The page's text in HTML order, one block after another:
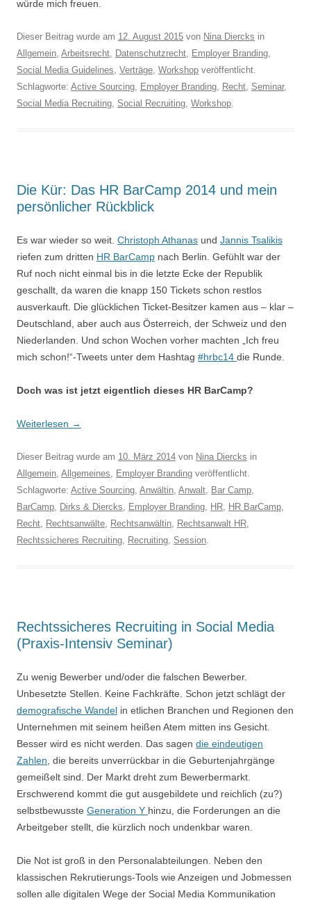
würde mich freuen.
Dieser Beitrag wurde am 12. August 2015 von Nina Diercks in
Allgemein Arbeitsrecht Datenschutzrecht Employer Branding
Social Media Guidelines Verträge Workshop veröffentlicht.
Schlagworte: Active Sourcing Employer Branding Recht Seminar,
Social Media Recruiting Social Recruiting Workshop
Die Kür: Das HR BarCamp 2014 und mein
persönlicher Rückblick
Es war wieder so weit. Christoph Athanas und Jannis Tsalikis
riefen zum dritten HR BarCamp nach Berlin. Gefühlt war der
Ruf noch nicht einmal bis in die letzte Ecke der Republik
geschallt, da waren die knapp 150 Tickets schon restlos
ausverkauft. Die glücklichen Ticket-Besitzer kamen aus – klar –
Deutschland, aber auch aus Österreich, der Schweiz und den
Niederlanden. Und schon Wochen vorher machten „Ich freu
mich schon!“-Tweets unter dem Hashtag #hrbc14 die Runde.
Doch was ist jetzt eigentlich dieses HR BarCamp?
Weiterlesen →
Dieser Beitrag wurde am 10. März 2014 von Nina Diercks in
Allgemein Allgemeines Employer Branding veröffentlicht.
Schlagworte: Active Sourcing Anwältin Anwalt Bar Camp
BarCamp Dirks & Diercks Employer Branding HR HR BarCamp
Recht Rechtsanwälte Rechtsanwältin Rechtsanwalt HR
Rechtssicheres Recruiting Recruiting Session
Rechtssicheres Recruiting in Social Media
(Praxis-Intensiv Seminar)
Zu wenig Bewerber und/oder die falschen Bewerber.
Unbesetzte Stellen. Keine Fachkräfte. Schon jetzt schlägt der
demografische Wandel in etlichen Branchen und Regionen den
Unternehmen mit seinem heißen Atem mitten ins Gesicht.
Besser wird es nicht werden. Das sagen die eindeutigen
Zahlen , die bereits unverrückbar in die Geburtenjahrgänge
gemeißelt sind. Der Markt dreht zum Bewerbermarkt.
Erschwerend kommt die gut ausgebildete und reichlich (zu?)
selbstbewusste Generation Y hinzu, die Forderungen an die
Arbeitgeber stellt, die kürzlich noch undenkbar waren.
Die Not ist groß in den Personalabteilungen. Neben den
klassischen Rekrutierungs-Tools wie Anzeigen und Jobmessen
sollen alle digitalen Wege der Social Media Kommunikation